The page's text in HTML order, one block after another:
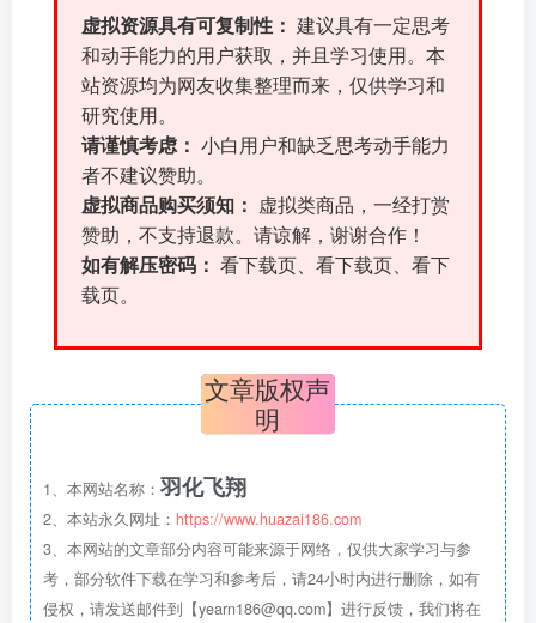
虚拟资源具有可复制性： 建议具有一定思考
和动手能力的用户获取，并且学习使用。本
站资源均为网友收集整理而来，仅供学习和
研究使用。
请谨慎考虑： 小白用户和缺乏思考动手能力
者不建议赞助。
虚拟商品购买须知：
虚拟类商品，一经打赏
赞助，不支持退款。请谅解，谢谢合作！
如有解压密码： 看下载页、看下载页、看下
载页。
文章版权声
明
1、本网站名称： 羽化飞翔
2、本站永久网址： https://www.huazai186.com
3、本网站的文章部分内容可能来源于网络，仅供大家学习与参
考，部分软件下载在学习和参考后，请24小时内进行删除，如有
侵权，请发送邮件到【yearn186@qq.com】进行反馈，我们将在